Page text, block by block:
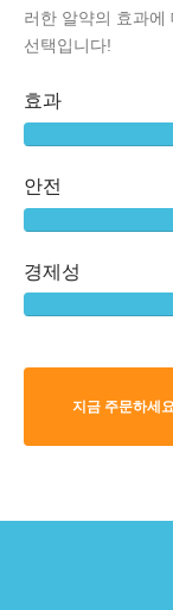
러한 알약의 효과에
선택입니다!
효과
안전
경제성
지금 주문하세